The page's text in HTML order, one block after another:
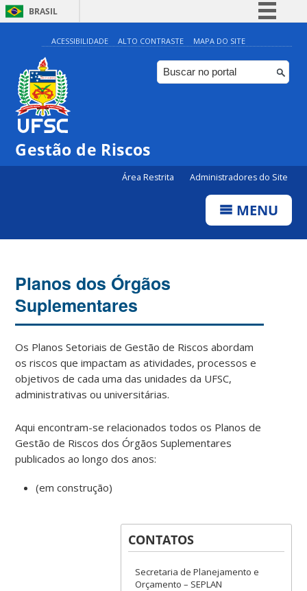
BRASIL
Simplifique!
Comunica BR
Participe
ACESSIBILIDADE ALTO CONTRASTE MAPA DO SITE
Gestão de Riscos
Área Restrita Administradores do Site
MENU
Planos dos Órgãos
Suplementares
Os Planos Setoriais de Gestão de Riscos abordam
os riscos que impactam as atividades, processos e
objetivos de cada uma das unidades da UFSC,
administrativas ou universitárias.
Aqui encontram-se relacionados todos os Planos de
Gestão de Riscos dos Órgãos Suplementares
publicados ao longo dos anos:
(em construção)
CONTATOS
Secretaria de Planejamento e
Orçamento – SEPLAN